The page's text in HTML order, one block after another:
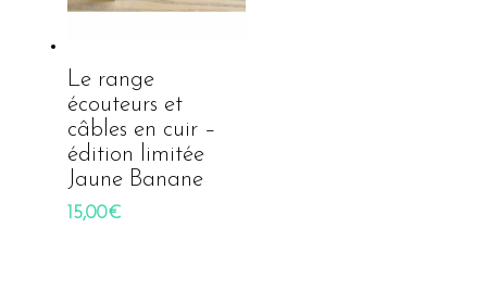
Le range
écouteurs et
câbles en cuir –
édition limitée
Jaune Banane
15,00€